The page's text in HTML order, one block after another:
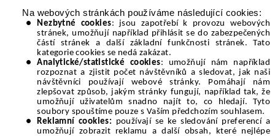
Na webových stránkách používáme následující cookies:
Nezbytné cookies: jsou zapotřebí k provozu webových
stránek, umožňují například přihlásit se do zabezpečených
částí stránek a další základní funkčnosti stránek. Tato
kategorie cookies se nedá zakázat.
Analytické/statistické cookies: umožňují nám například
rozpoznat a zjistit počet návštěvníků a sledovat, jak naši
návštěvníci používají webové stránky. Pomáhají nám
zlepšovat způsob, jakým stránky fungují, například tak, že
umožňují uživatelům snadno najít to, co hledají. Tyto
soubory spouštíme pouze s Vaším předchozím souhlasem.
Reklamní cookies: používají se ke sledování preferencí a
umožňují zobrazit reklamu a další obsah, které nejlépe